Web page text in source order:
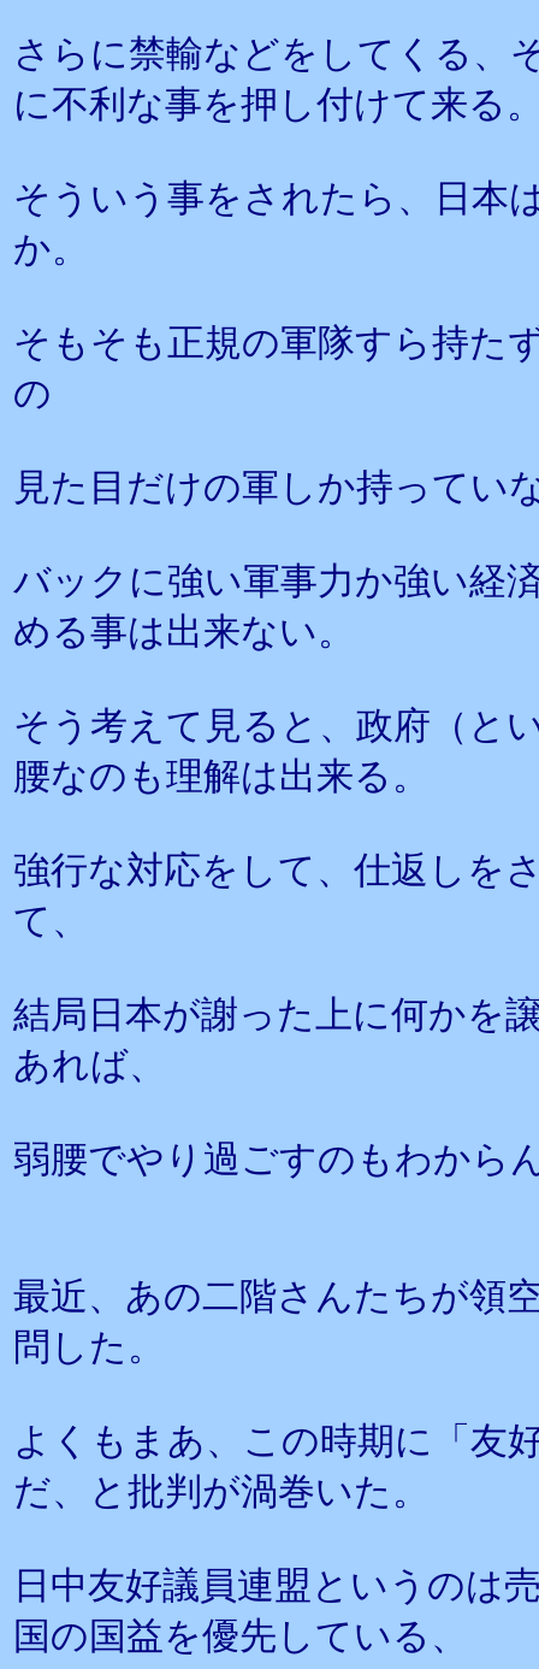
さらに禁輸などをしてくる、
に不利な事を押し付けて来る
そういう事をされたら、日本
か。
そもそも正規の軍隊すら持た
の
見た目だけの軍しか持ってい
バックに強い軍事力か強い経
める事は出来ない。
そう考えて見ると、政府（と
腰なのも理解は出来る。
強行な対応をして、仕返しを
て、
結局日本が謝った上に何かを
あれば、
弱腰でやり過ごすのもわから
最近、あの二階さんたちが領
問した。
よくもまあ、この時期に「友
だ、と批判が渦巻いた。
日中友好議員連盟というのは
国の国益を優先している、